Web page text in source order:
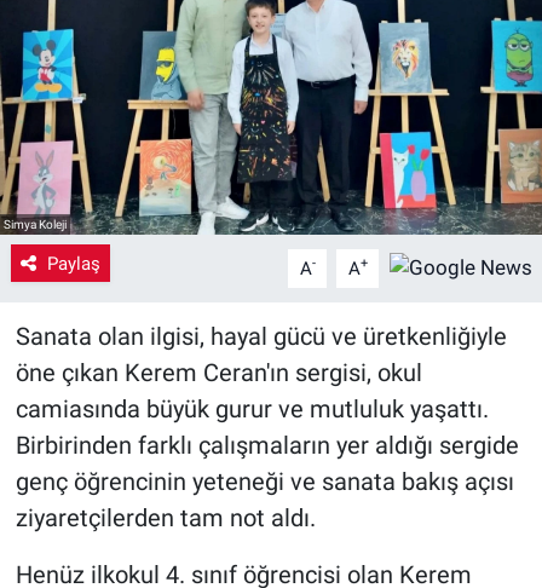
Simya Koleji
Paylaş A- A+
Sanata olan ilgisi, hayal gücü ve üretkenliğiyle
öne çıkan Kerem Ceran'ın sergisi, okul
camiasında büyük gurur ve mutluluk yaşattı.
Birbirinden farklı çalışmaların yer aldığı sergide
genç öğrencinin yeteneği ve sanata bakış açısı
ziyaretçilerden tam not aldı.
Henüz ilkokul 4. sınıf öğrencisi olan Kerem